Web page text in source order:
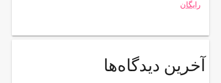
رایگان
آخرین دیدگاه‌ها